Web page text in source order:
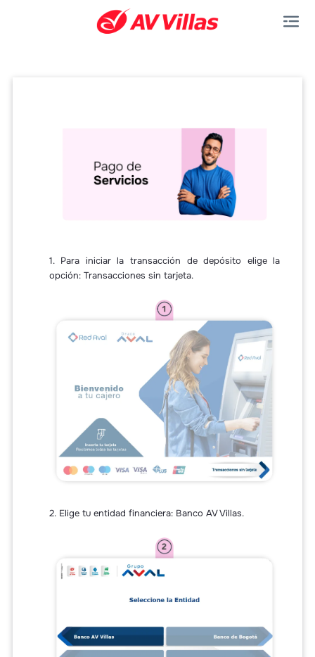
Saltar al contenido principal
1. Para iniciar la transacción de depósito elige la
opción: Transacciones sin tarjeta.
2. Elige tu entidad financiera: Banco AV Villas.